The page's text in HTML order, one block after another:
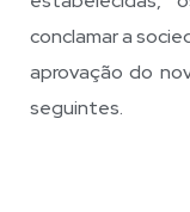
conclamar a
aprovação do
seguintes.